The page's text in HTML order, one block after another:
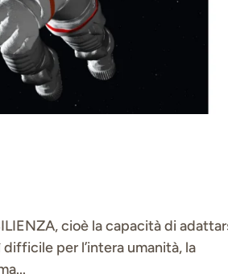
cioè la capacità di
per l’intera umanità, la